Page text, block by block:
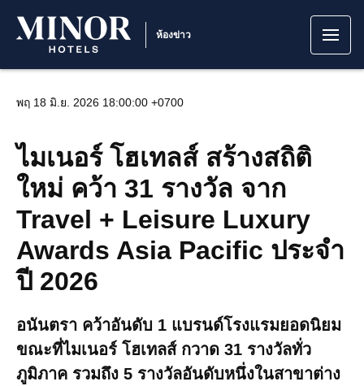
ห้องข่าว
พฤ 18 มิ.ย. 2026 18:00:00 +0700
ไมเนอร์ โฮเทลส์ สร้างสถิติ
ใหม่ คว้า 31 รางวัล จาก
Travel + Leisure Luxury
Awards Asia Pacific ประจำ
ปี 2026
อนันตรา คว้าอันดับ 1 แบรนด์โรงแรมยอดนิยม
ขณะที่ไมเนอร์ โฮเทลส์ กวาด 31 รางวัลทั่ว
ภูมิภาค รวมถึง 5 รางวัลอันดับหนึ่งในสาขาต่าง